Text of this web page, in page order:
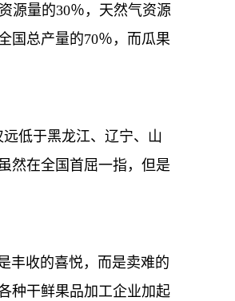
源量的30％，天然气资源
国总产量的70％，而瓜果
低于黑龙江、辽宁、山
然在全国首屈一指，但是
丰收的喜悦，而是卖难的
种干鲜果品加工企业加起